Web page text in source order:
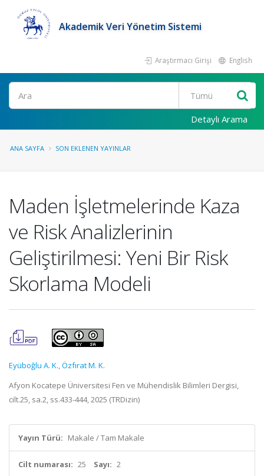
Akademik Veri Yönetim Sistemi
Araştırmacı Girişi English
Ara
Detaylı Arama
ANA SAYFA SON EKLENEN YAYINLAR
Maden İşletmelerinde Kaza
ve Risk Analizlerinin
Geliştirilmesi: Yeni Bir Risk
Skorlama Modeli
Eyüboğlu A. K.,Özfırat M. K.
Afyon Kocatepe Üniversitesi Fen ve Mühendislik Bilimleri Dergisi,
cilt.25, sa.2, ss.433-444, 2025 (TRDizin)
Yayın Türü: Makale / Tam Makale
Cilt numarası: 25 Sayı: 2